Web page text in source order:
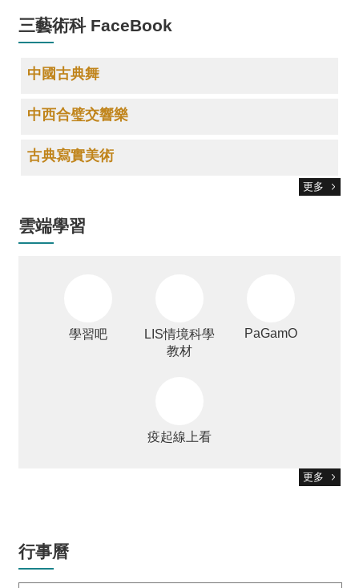
三藝術科 FaceBook
中國古典舞
中西合璧交響樂
古典寫實美術
更多
雲端學習
學習吧
LIS情境科學
教材
PaGamO
疫起線上看
更多
行事曆